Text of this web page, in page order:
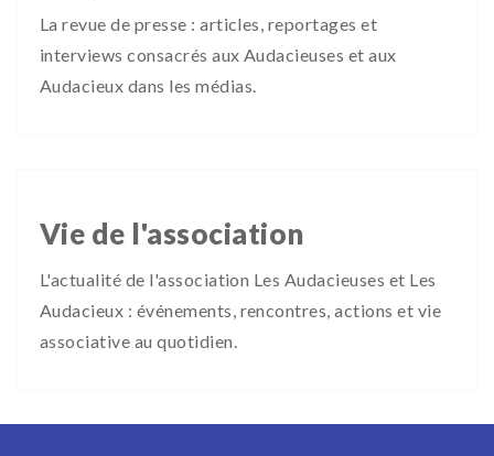
La revue de presse : articles, reportages et
interviews consacrés aux Audacieuses et aux
Audacieux dans les médias.
Vie de l'association
L'actualité de l'association Les Audacieuses et Les
Audacieux : événements, rencontres, actions et vie
associative au quotidien.